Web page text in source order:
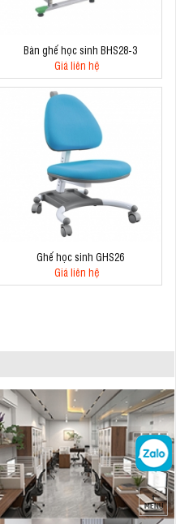
Bàn ghế học sinh BHS28-3
Giá liên hệ
Ghế học sinh GHS26
Giá liên hệ